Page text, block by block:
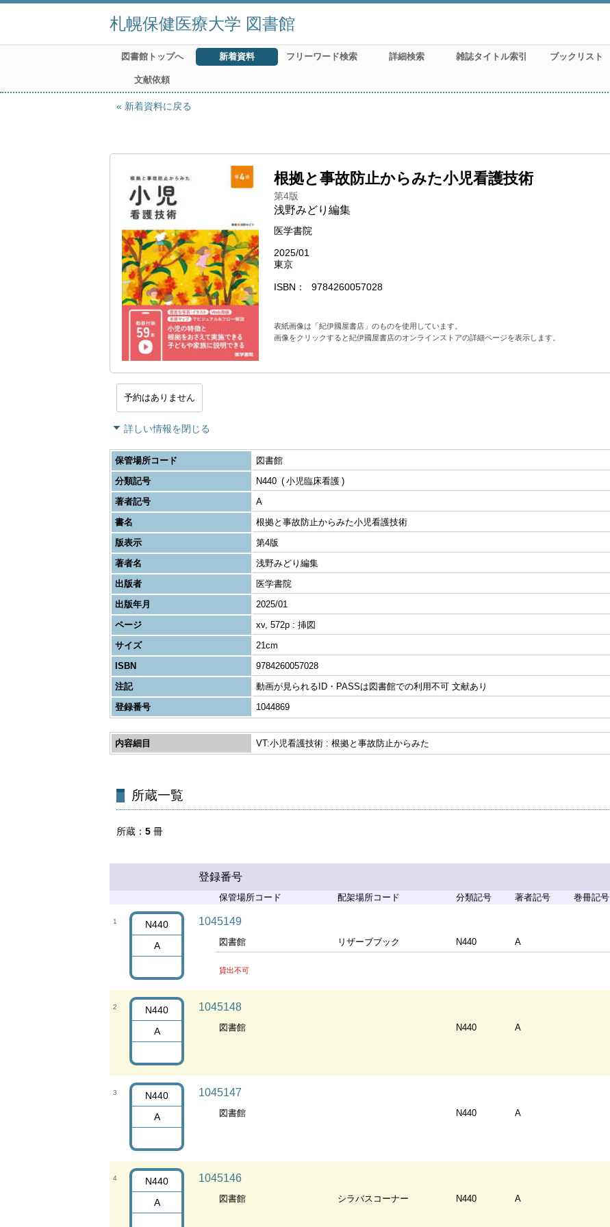
札幌保健医療大学 図書館
図書館トップへ 新着資料 フリーワード検索 詳細検索 雑誌タイトル索引 ブックリスト
文献依頼
新着資料に戻る
根拠と事故防止からみた小児看護技術
第4版
浅野みどり編集
医学書院
2025/01
東京
ISBN 9784260057028
表紙画像は「紀伊國屋書店」のものを使用しています。
画像をクリックすると紀伊國屋書店のオンラインストアの詳細ページを表示します。
予約はありません
詳しい情報を閉じる
保管場所コード
図書館
分類記号
N440
小児臨床看護
著者記号
A
書名
根拠と事故防止からみた小児看護技術
版表示
第4版
著者名
浅野みどり編集
出版者
医学書院
出版年月
2025/01
ページ
xv, 572p : 挿図
サイズ
21cm
ISBN
9784260057028
注記
動画が見られるID・PASSは図書館での利用不可 文献あり
登録番号
1044869
内容細目 VT:小児看護技術 : 根拠と事故防止からみた
所蔵一覧
所蔵 5 冊
登録番号
保管場所コード 配架場所コード 分類記号 著者記号 巻冊記号
1
N440
A
1045149
図書館 リザーブブック N440 A
貸出不可
2
N440
A
1045148
図書館 N440 A
3
N440
A
1045147
図書館 N440 A
4
N440
A
1045146
図書館 シラバスコーナー N440 A